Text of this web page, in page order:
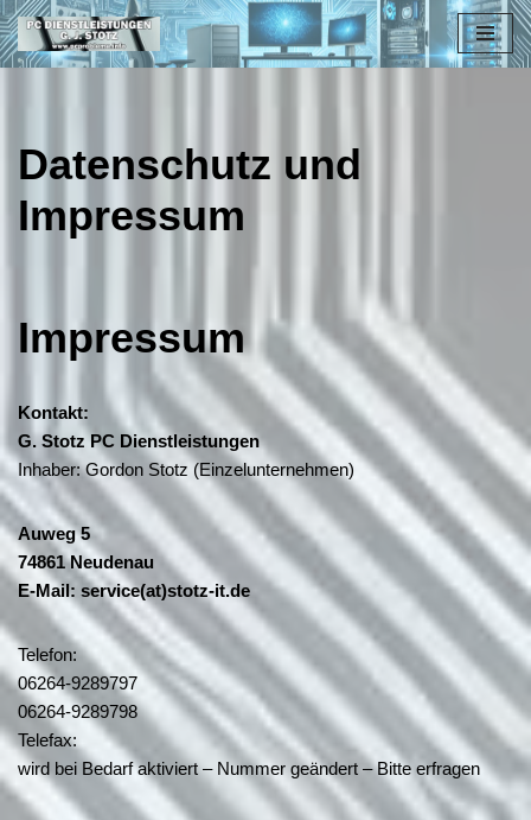
Zum
Datenschutz und
Impressum
Impressum
Kontakt:
G. Stotz PC Dienstleistungen
Inhaber: Gordon Stotz (Einzelunternehmen)
Auweg 5
74861 Neudenau
E-Mail: service(at)stotz-it.de
Telefon:
06264-9289797
06264-9289798
Telefax:
wird bei Bedarf aktiviert – Nummer geändert – Bitte erfragen